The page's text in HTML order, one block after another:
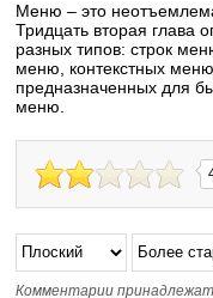
Меню – это
Тридцать вторая глава
разных типов: строк
меню, контекстных
предназначенных для
меню.
Комментарии